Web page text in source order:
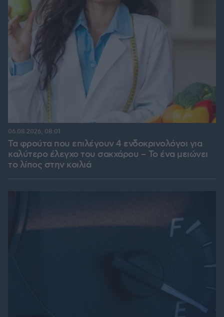
Τα φρούτα που επιλέγουν 4 ενδοκρινολόγοι για
καλύτερο έλεγχο του σακχάρου – Το ένα μειώνει
το λίπος στην κοιλιά
06.08.2026, 08:01